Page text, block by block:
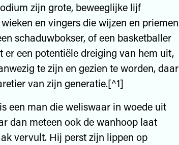
zijn grote, beweeglijke lijf
en vingers die wijzen en priemen
schaduwbokser, of een basketballer
een potentiële dreiging van hem uit,
te zijn en gezien te worden, daar
van zijn generatie.[^1]
een man die weliswaar in woede uit
dan meteen ook de wanhoop laat
vervult. Hij perst zijn lippen op